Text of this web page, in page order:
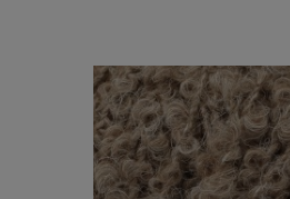
do koszyka